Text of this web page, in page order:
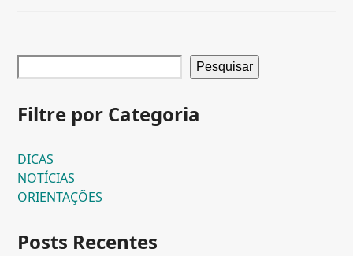
Pesquisar
Filtre por Categoria
DICAS
NOTÍCIAS
ORIENTAÇÕES
Posts Recentes